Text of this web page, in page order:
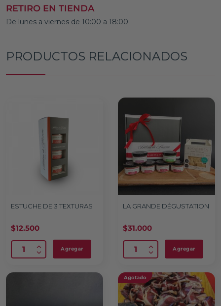
RETIRO EN TIENDA
De lunes a viernes de 10:00 a 18:00
PRODUCTOS RELACIONADOS
ESTUCHE DE 3 TEXTURAS
$12.500
Agregar
LA GRANDE DÉGUSTATION
$31.000
Agregar
Agotado